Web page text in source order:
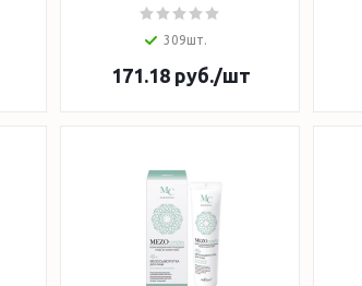
309шт.
171.18руб./шт